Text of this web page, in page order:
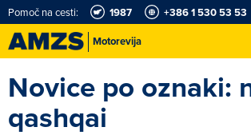
Motorevija
Pomoč na cesti: 1987 +386 1 530 53 53
Karting in motošportni center Najboljši za volanom
Novice po oznaki:
qashqai